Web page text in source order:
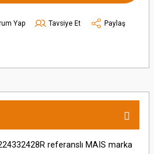
Yap Tavsiye Et
Paylaş
referanslı MAIS marka